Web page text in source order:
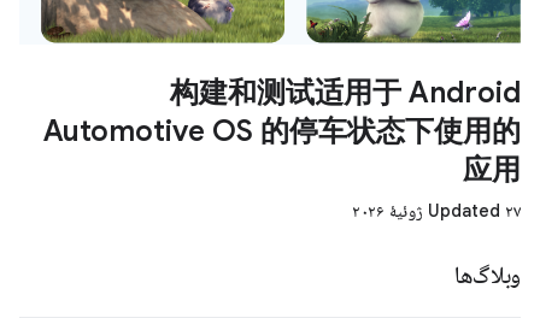
构建和测试适用于 Android
Automotive OS 的停车状态下使用的
应用
Updated ۲۷ ژوئیهٔ ۲۰۲۶
وبلاگ‌ها